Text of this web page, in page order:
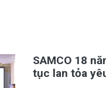
SAMCO 18
tục lan tỏa